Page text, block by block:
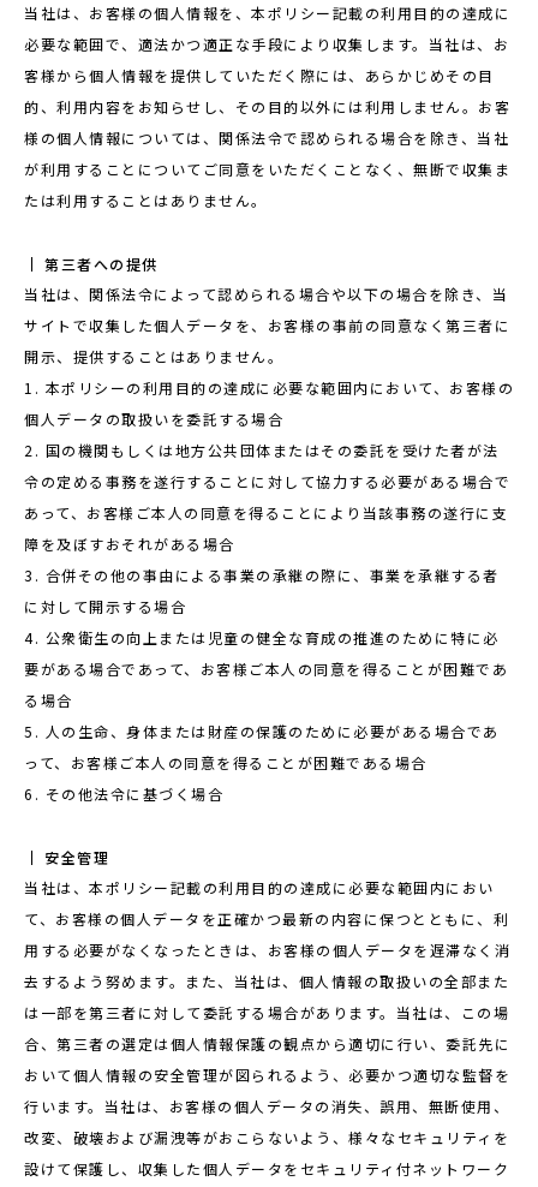
当社は、お客様の個人情報を、本ポリシー記載の利用目的の達成に
必要な範囲で、適法かつ適正な手段により収集します。当社は、お
客様から個人情報を提供していただく際には、あらかじめその目
的、利用内容をお知らせし、その目的以外には利用しません。お客
様の個人情報については、関係法令で認められる場合を除き、当社
が利用することについてご同意をいただくことなく、無断で収集ま
たは利用することはありません。
第三者への提供
当社は、関係法令によって認められる場合や以下の場合を除き、当
サイトで収集した個人データを、お客様の事前の同意なく第三者に
開示、提供することはありません。
1. 本ポリシーの利用目的の達成に必要な範囲内において、お客様の
個人データの取扱いを委託する場合
2. 国の機関もしくは地方公共団体またはその委託を受けた者が法
令の定める事務を遂行することに対して協力する必要がある場合で
あって、お客様ご本人の同意を得ることにより当該事務の遂行に支
障を及ぼすおそれがある場合
3. 合併その他の事由による事業の承継の際に、事業を承継する者
に対して開示する場合
4. 公衆衛生の向上または児童の健全な育成の推進のために特に必
要がある場合であって、お客様ご本人の同意を得ることが困難であ
る場合
5. 人の生命、身体または財産の保護のために必要がある場合であ
って、お客様ご本人の同意を得ることが困難である場合
6. その他法令に基づく場合
安全管理
当社は、本ポリシー記載の利用目的の達成に必要な範囲内におい
て、お客様の個人データを正確かつ最新の内容に保つとともに、利
用する必要がなくなったときは、お客様の個人データを遅滞なく消
去するよう努めます。また、当社は、個人情報の取扱いの全部また
は一部を第三者に対して委託する場合があります。当社は、この場
合、第三者の選定は個人情報保護の観点から適切に行い、委託先に
おいて個人情報の安全管理が図られるよう、必要かつ適切な監督を
行います。当社は、お客様の個人データの消失、誤用、無断使用、
改変、破壊および漏洩等がおこらないよう、様々なセキュリティを
設けて保護し、収集した個人データをセキュリティ付ネットワーク